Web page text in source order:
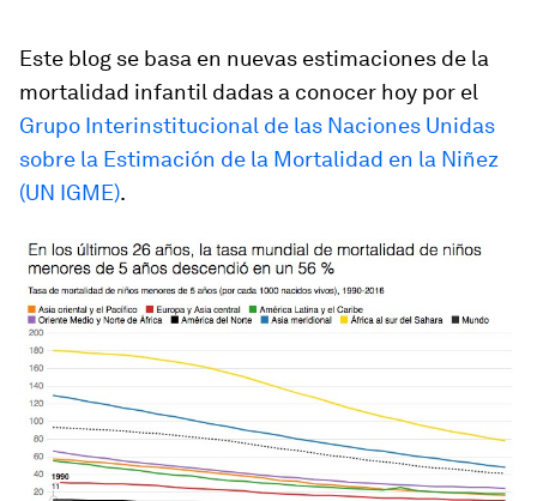
Este blog se basa en nuevas estimaciones de la
mortalidad infantil dadas a conocer hoy por el
Grupo Interinstitucional de las Naciones Unidas
sobre la Estimación de la Mortalidad en la Niñez
(UN IGME).